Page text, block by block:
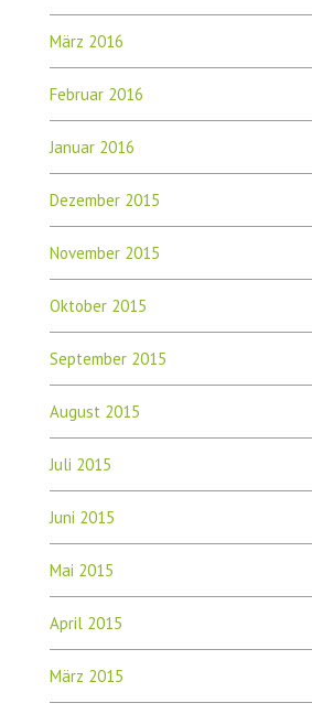
März 2016
Februar 2016
Januar 2016
Dezember 2015
November 2015
Oktober 2015
September 2015
August 2015
Juli 2015
Juni 2015
Mai 2015
April 2015
März 2015